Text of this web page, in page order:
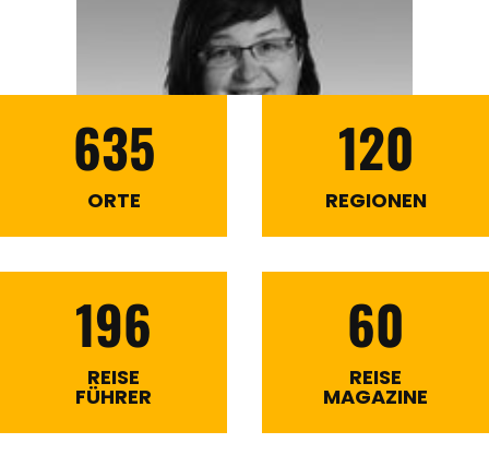
635
ORTE
120
REGIONEN
196
REISE
FÜHRER
60
REISE
MAGAZINE